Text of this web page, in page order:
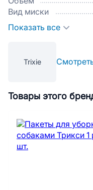
Вид миски
Показать все
Trixie
Товары этого